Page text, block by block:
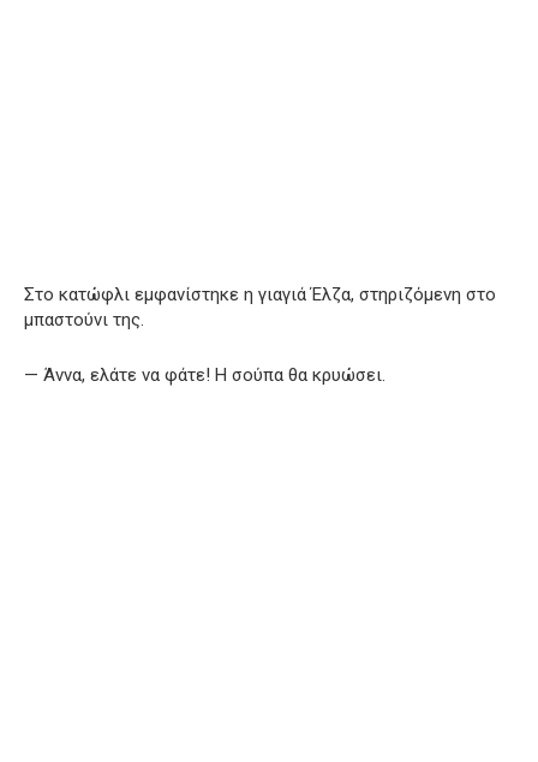
Στο κατώφλι εμφανίστηκε η γιαγιά Έλζα, στηριζόμενη στο
μπαστούνι της.
— Άννα, ελάτε να φάτε! Η σούπα θα κρυώσει.